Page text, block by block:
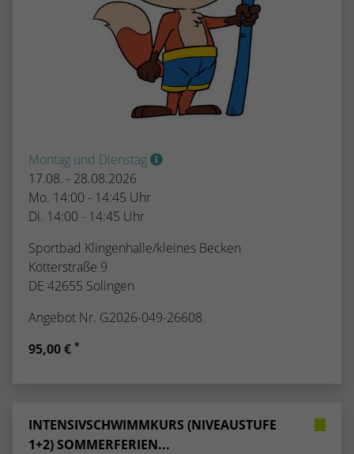
Montag und Dienstag
17.08. - 28.08.2026
Mo. 14:00 - 14:45 Uhr
Di. 14:00 - 14:45 Uhr
Sportbad Klingenhalle/kleines Becken
Kotterstraße 9
DE 42655 Solingen
Angebot Nr. G2026-049-26608
95,00 € *
INTENSIVSCHWIMMKURS (NIVEAUSTUFE
1+2) SOMMERFERIEN...